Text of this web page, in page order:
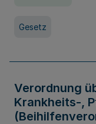
Gesetz
Verordnung
Krankheits-,